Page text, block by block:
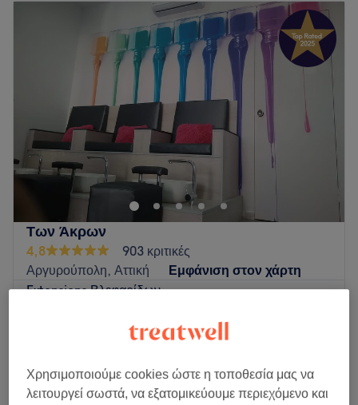
10:00–20:00
10:00 –17:00
10:00 –20:00
Παρασκευή
10:00
20:00
10:00
Κυριακή
Κλειστό
Ένας minimal και κομψός χώρος περιποίησης που
αποπνέει ηρεμία και καθαρότητα. Οι ουδέτερες αποχρώσεις,
ο διακριτικός φωτισμός και οι λιτές γραμμές δημιουργούν μια
αίσθηση χαλάρωσης και πολυτέλειας, ιδανική για στιγμές
φροντίδας και ευεξίας.
Go to venue
Των Άκρων
4,8
903 κριτικές
Αργυρούπολη, Αττική
Εμφάνιση στον χάρτη
Extensions Βλεφαρίδων
Extensions Βλεφαρίδων One to One
Περισσότερα για το κατάστημα
Χρησιμοποιούμε cookies ώστε η τοποθεσία μας να
λειτουργεί σωστά, να εξατομικεύουμε περιεχόμενο και